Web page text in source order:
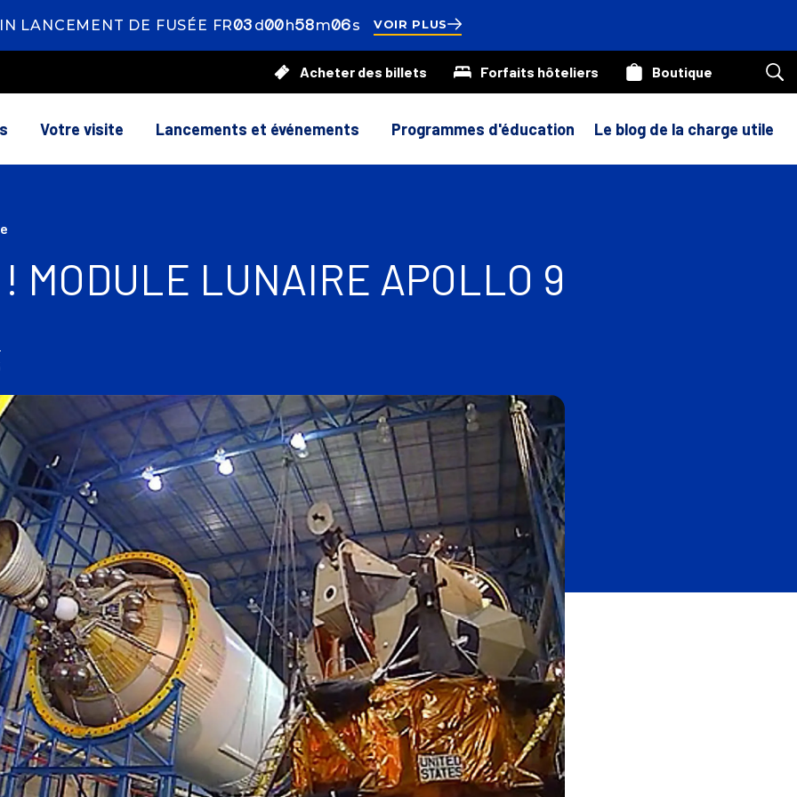
LANCEMENT DE FUSÉE FR03 days
00hours
58minutes
03s econds
VOIR PLUS
Acheter des billets Forfaits hôteliers Boutique
sur
site
Votre visite Lancements et événements Programmes d'éducation Le blog de la charge utile
MODULE LUNAIRE APOLLO 9